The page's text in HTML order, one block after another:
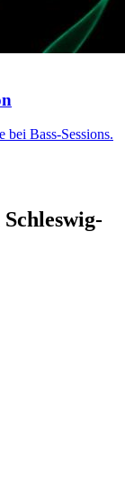
bei Bass-Sessions.
Schleswig-